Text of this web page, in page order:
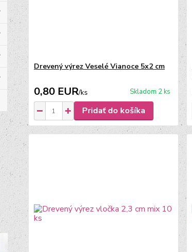
Drevený výrez Veselé Vianoce 5x2 cm
0,80 EUR/ks Skladom 2 ks
Pridať do košíka